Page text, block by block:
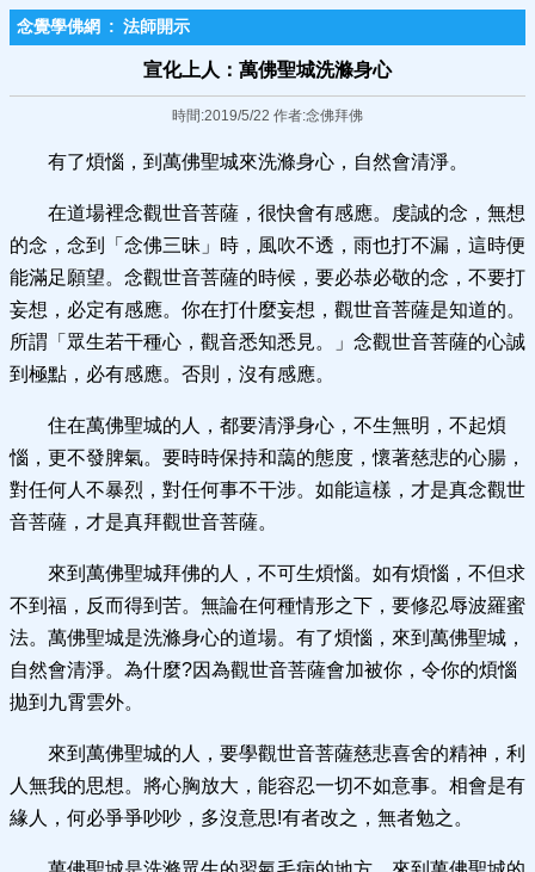
念覺學佛網 : 法師開示
宣化上人：萬佛聖城洗滌身心
時間:2019/5/22 作者:念佛拜佛
有了煩惱，到萬佛聖城來洗滌身心，自然會清淨。
在道場裡念觀世音菩薩，很快會有感應。虔誠的念，無想
的念，念到「念佛三昧」時，風吹不透，雨也打不漏，這時便
能滿足願望。念觀世音菩薩的時候，要必恭必敬的念，不要打
妄想，必定有感應。你在打什麼妄想，觀世音菩薩是知道的。
所謂「眾生若干種心，觀音悉知悉見。」念觀世音菩薩的心誠
到極點，必有感應。否則，沒有感應。
住在萬佛聖城的人，都要清淨身心，不生無明，不起煩
惱，更不發脾氣。要時時保持和藹的態度，懷著慈悲的心腸，
對任何人不暴烈，對任何事不干涉。如能這樣，才是真念觀世
音菩薩，才是真拜觀世音菩薩。
來到萬佛聖城拜佛的人，不可生煩惱。如有煩惱，不但求
不到福，反而得到苦。無論在何種情形之下，要修忍辱波羅蜜
法。萬佛聖城是洗滌身心的道場。有了煩惱，來到萬佛聖城，
自然會清淨。為什麼?因為觀世音菩薩會加被你，令你的煩惱
拋到九霄雲外。
來到萬佛聖城的人，要學觀世音菩薩慈悲喜舍的精神，利
人無我的思想。將心胸放大，能容忍一切不如意事。相會是有
緣人，何必爭爭吵吵，多沒意思!有者改之，無者勉之。